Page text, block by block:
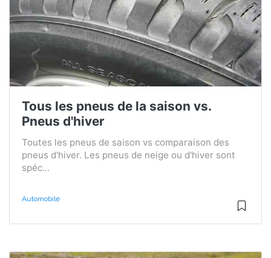
Tous les pneus de la saison vs.
Pneus d'hiver
Toutes les pneus de saison vs comparaison des
pneus d'hiver. Les pneus de neige ou d'hiver sont
spéc...
Automobile